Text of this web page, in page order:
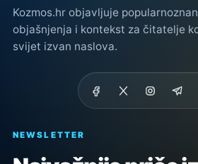
Kozmos.hr objavljuje
objašnjenja i kontekst za čitatelje
svijet izvan naslova.
NEWSLETTER